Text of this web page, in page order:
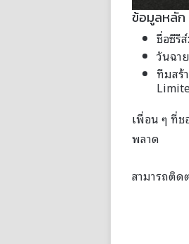
ข้อมูลหลัก
ชื่อซีรี
วันฉา
ทีมสร้
เพื่อน ๆ ที่ช
พลาด
สามารถติด